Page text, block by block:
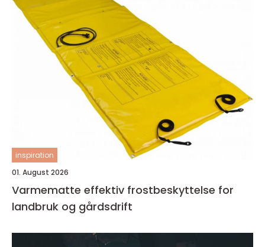
inspiration
01. August 2026
Varmematte effektiv frostbeskyttelse for
landbruk og gårdsdrift